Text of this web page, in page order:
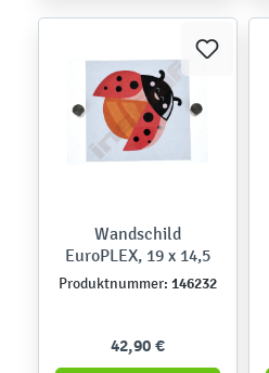
Wandschild
EuroPLEX, 19 x 14,5
Produktnummer: 146232
42,90 €